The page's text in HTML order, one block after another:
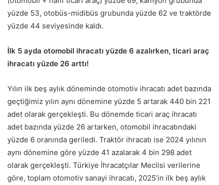
yüzde 53, otobüs-midibüs grubunda yüzde 62 ve traktörde
yüzde 44 seviyesinde kaldı.
İlk 5 ayda otomobil ihracatı yüzde 6 azalırken, ticari araç
ihracatı yüzde 26 arttı!
Yılın ilk beş aylık döneminde otomotiv ihracatı adet bazında
geçtiğimiz yılın aynı dönemine yüzde 5 artarak 440 bin 221
adet olarak gerçekleşti. Bu dönemde ticari araç ihracatı
adet bazında yüzde 26 artarken, otomobil ihracatındaki
yüzde 6 oranında geriledi. Traktör ihracatı ise 2024 yılının
aynı dönemine göre yüzde 41 azalarak 4 bin 298 adet
olarak gerçekleşti. Türkiye İhracatçılar Meclisi verilerine
göre, toplam otomotiv sanayi ihracatı, 2025’in ilk beş aylık